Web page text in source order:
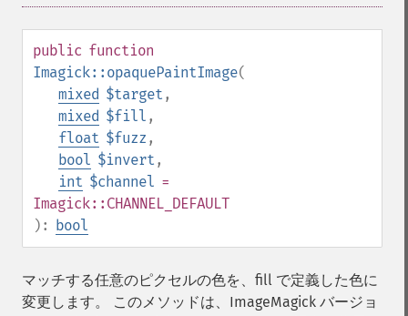
public function
Imagick::opaquePaintImage(
mixed $target ,
mixed $fill ,
float $fuzz ,
bool $invert ,
int $channel =
Imagick::CHANNEL_DEFAULT
): bool
マッチする任意のピクセルの色を、fill で定義した色に
変更します。 このメソッドは、ImageMagick バージョ
colorMatrixImage
combineImages
commentImage
compareImageChannels
compareImageLayers
compareImages
compositeImage
_​_​construct
contrastImage
contrastStretchImage
convolveImage
count
cropImage
cropThumbnailImage